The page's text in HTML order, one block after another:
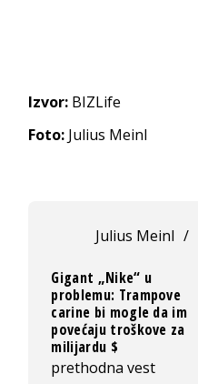
Izvor: BIZLife
Foto: Julius Meinl
Julius Meinl /
Gigant „Nike“ u
problemu: Trampove
carine bi mogle da im
povećaju troškove za
milijardu $
prethodna vest